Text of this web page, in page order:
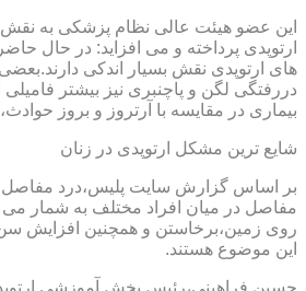
این عضو هیئت عالی نظام پزشکی به نقش
ارتوپدی پرداخته و می افزاید: در حال
های ارتوپدی نقش بسیار اندکی دارند.بعضی
دررفتگی لگن و پاچنبری نیز بیشتر فامیلی
بیماری در مقایسه با آرتروز و بروز
شایع ترین مشکل ارتوپدی در زنان
بر اساس گزارش سایت پلیس،درد مفاصل
مفاصل در میان افراد مختلف به شمار
روی زمین،برخاستن و همچنین افزایش
این موضوع هستند.